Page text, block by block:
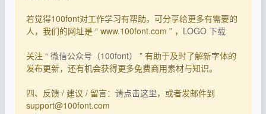
若觉得100font对工作学习有帮助，可分享给更多有需要的
人，我们的网址是 “ www.100font.com ” ， LOGO 下载
关注 “ 微信公众号（100font）
” 有助于及时了解新字体的
发布更新，还有机会获得更多免费商用素材与知识。
四、反馈 / 建议 / 留言： 请点击这里，或者发邮件到
support@100font.com